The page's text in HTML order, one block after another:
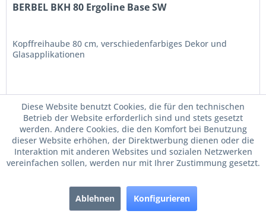
BERBEL BKH 80 Ergoline Base SW
Kopffreihaube 80 cm, verschiedenfarbiges Dekor und
Glasapplikationen
1.989,00 € *
Merken
Diese Website benutzt Cookies, die für den technischen
Betrieb der Website erforderlich sind und stets gesetzt
werden. Andere Cookies, die den Komfort bei Benutzung
dieser Website erhöhen, der Direktwerbung dienen oder die
Interaktion mit anderen Websites und sozialen Netzwerken
vereinfachen sollen, werden nur mit Ihrer Zustimmung gesetzt.
Ablehnen Konfigurieren